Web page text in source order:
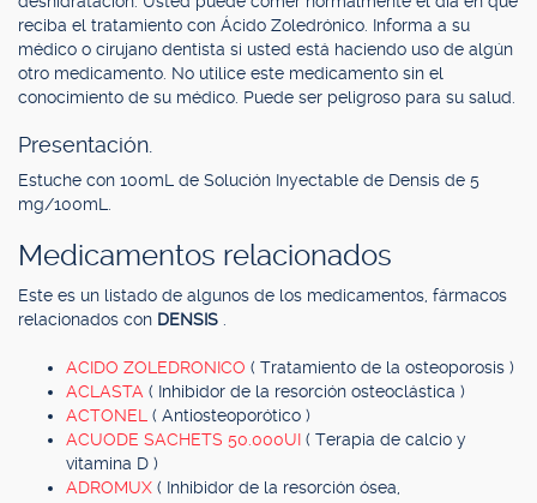
reciba el tratamiento con Ácido Zoledrónico. Informa a su
médico o cirujano dentista si usted está haciendo uso de algún
otro medicamento. No utilice este medicamento sin el
conocimiento de su médico. Puede ser peligroso para su salud.
Presentación.
Estuche con 100mL de Solución Inyectable de Densis de 5
mg/100mL.
Medicamentos relacionados
Este es un listado de algunos de los medicamentos, fármacos
relacionados con DENSIS
ACIDO ZOLEDRONICO ( Tratamiento de la osteoporosis )
ACLASTA ( Inhibidor de la resorción osteoclástica )
ACTONEL ( Antiosteoporótico )
ACUODE SACHETS 50.000UI ( Terapia de calcio y
vitamina D )
ADROMUX ( Inhibidor de la resorción ósea,